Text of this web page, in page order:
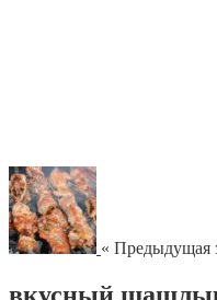
« Предыдущая